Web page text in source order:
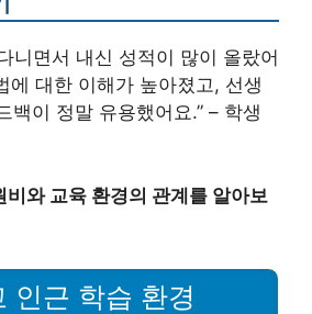
니면서 내신 성적이 많이 올랐어
에 대한 이해가 높아졌고, 선생
백이 정말 유용했어요.” – 학생
비와 교육 환경의 관계를 알아보
인근 학습 환경